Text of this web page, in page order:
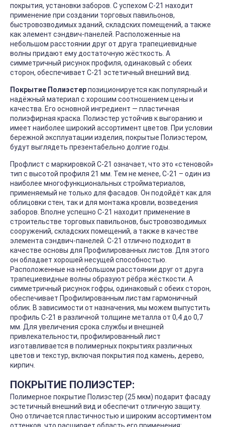
покрытия, установки заборов. С успехом С-21 находит
применение при создании торговых павильонов,
быстровозводимых зданий, складских помещений, а также
как элемент сэндвич-панелей. Расположенные на
небольшом расстоянии друг от друга трапециевидные
волны придают ему достаточную жёсткость. А
симметричный рисунок профиля, одинаковый с обеих
сторон, обеспечивает С-21 эстетичный внешний вид.
Покрытие Полиэстерпозиционируется как популярный и
надёжный материал с хорошим соотношением цены и
качества. Его основной ингредиент — пластичная
полиэфирная краска. Полиэстер устойчив к выгоранию и
имеет наиболее широкий ассортимент цветов. При условии
бережной эксплуатации изделия, покрытые Полиэстером,
будут выглядеть презентабельно долгие годы.
Профлист с маркировкой С-21 означает, что это «стеновой»
тип с высотой профиля 21 мм. Тем не менее, С-21 – один из
наиболее многофункциональных стройматериалов,
применяемый не только для фасадов. Он подойдёт как для
облицовки стен, так и для монтажа кровли, возведения
заборов. Вполне успешно С-21 находит применение в
строительстве торговых павильонов, быстровозводимых
сооружений, складских помещений, а также в качестве
элемента сэндвич-панелей. С-21 отлично подходит в
качестве основы для Профилированных листов. Для этого
он обладает хорошей несущей способностью.
Расположенные на небольшом расстоянии друг от друга
трапециевидные волны образуют рёбра жёсткости. А
симметричный рисунок гофры, одинаковый с обеих сторон,
обеспечивает Профилированным листам гармоничный
облик. В зависимости от назначения, мы можем выпустить
профиль С-21 в различной толщине металла от 0,4 до 0,7
мм. Для увеличения срока службы и внешней
привлекательности, профилированный лист
изготавливается в полимерных покрытиях различных
цветов и текстур, включая покрытия под камень, дерево,
кирпич.
ПОКРЫТИЕ ПОЛИЭСТЕР:
Полимерное покрытие Полиэстер (25 мкм) подарит фасаду
эстетичный внешний вид и обеспечит отличную защиту.
Оно отличается пластичностью и широким ассортиментом